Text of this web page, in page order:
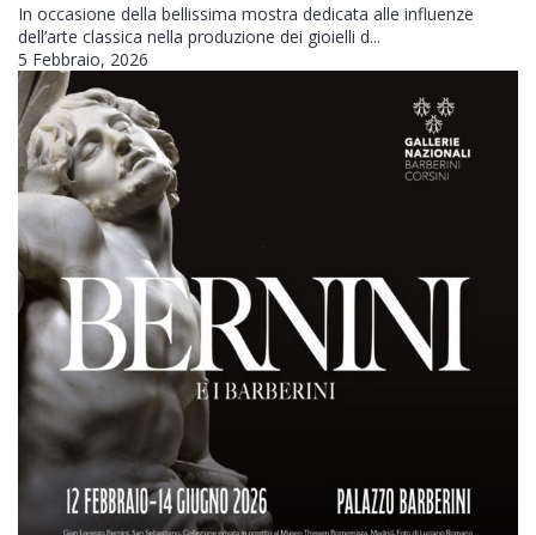
In occasione della bellissima mostra dedicata alle influenze
dell’arte classica nella produzione dei gioielli d...
5 Febbraio, 2026